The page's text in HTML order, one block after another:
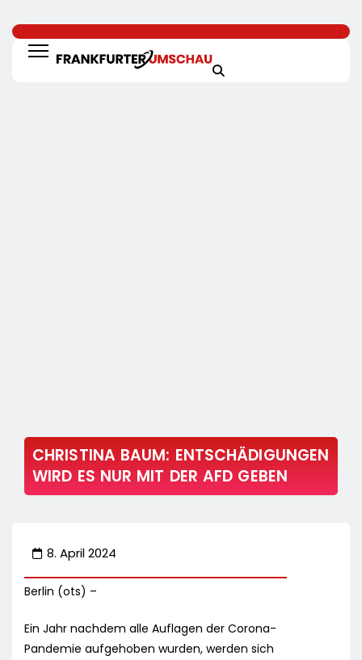
CHRISTINA BAUM: ENTSCHÄDIGUNGEN
WIRD ES NUR MIT DER AFD GEBEN
8. April 2024
Berlin (ots) –
Ein Jahr nachdem alle Auflagen der Corona-
Pandemie aufgehoben wurden, werden sich